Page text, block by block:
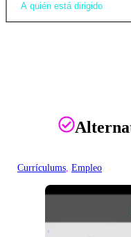
A quién está dirigido
Currículums, Empleo